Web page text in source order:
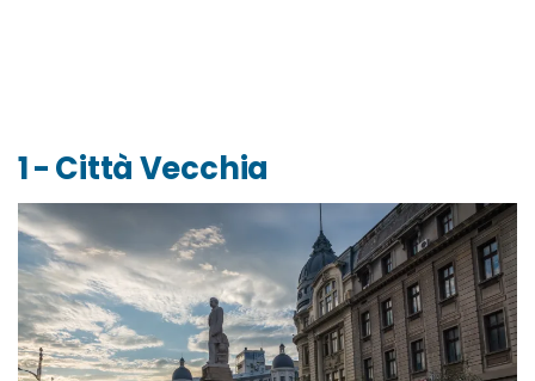
1 - Città Vecchia